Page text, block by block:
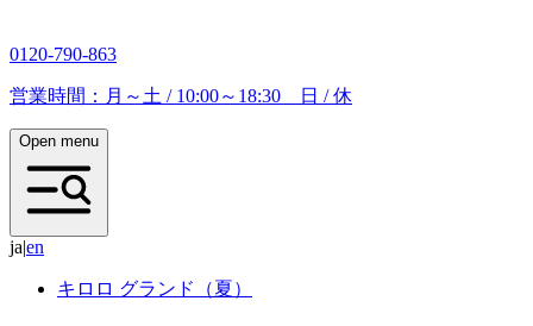
0120-790-863
営業時間：月～土 / 10:00～18:30 日 / 休
Open menu
ja|en
キロロ グランド（夏）